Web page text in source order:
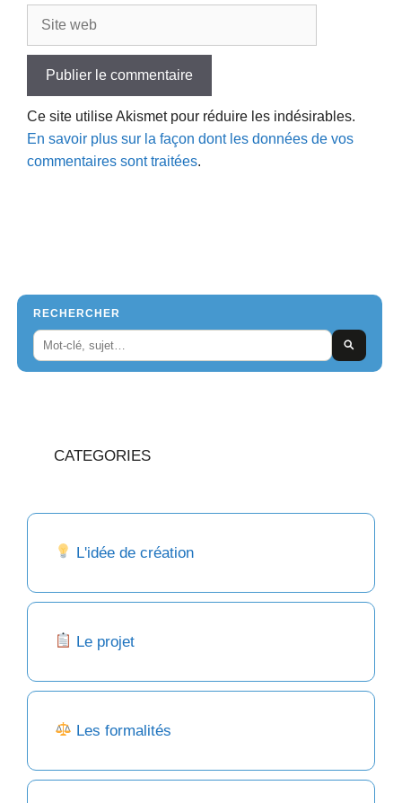
Ce site utilise Akismet pour réduire les indésirables.
En savoir plus sur la façon dont les données de vos
commentaires sont traitées.
RECHERCHER
CATEGORIES
L'idée de création
Le projet
Les formalités